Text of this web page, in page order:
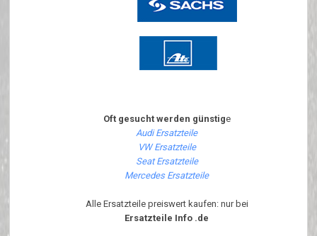
Oft gesucht werden günstige
Audi Ersatzteile
VW Ersatzteile
Seat Ersatzteile
Mercedes Ersatzteile
Alle Ersatzteile preiswert kaufen: nur bei
Ersatzteile Info .de